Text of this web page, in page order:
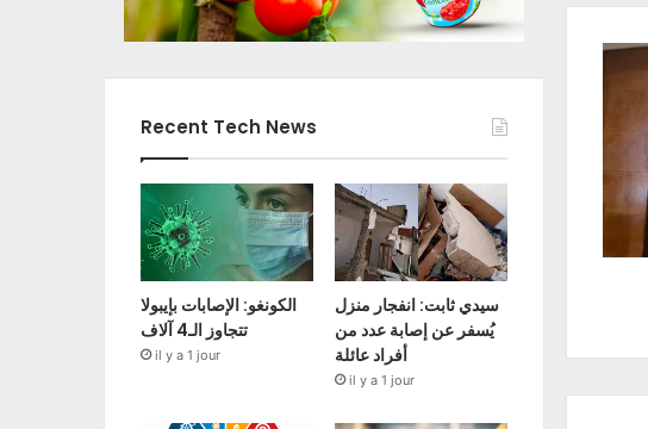
Recent Tech News
الكونغو: الإصابات بإيبولا
تتجاوز الـ4 آلاف
il y a 1 jour
سيدي ثابت: انفجار منزل
يُسفر عن إصابة عدد من
أفراد عائلة
il y a 1 jour